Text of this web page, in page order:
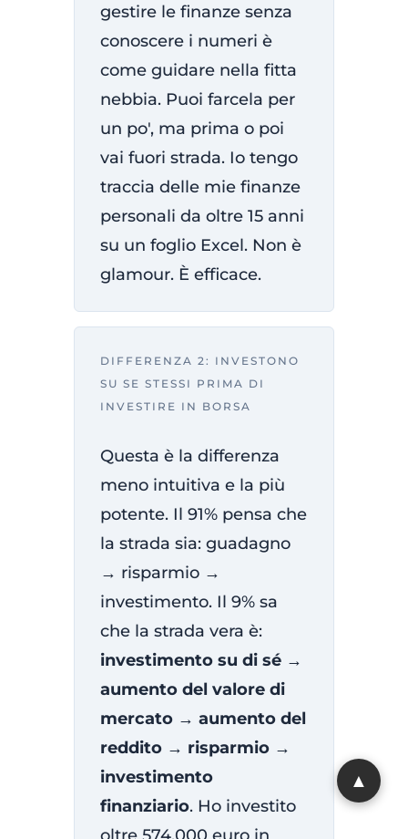
gestire le finanze senza
conoscere i numeri è
come guidare nella fitta
nebbia. Puoi farcela per
un po', ma prima o poi
vai fuori strada. Io tengo
traccia delle mie finanze
personali da oltre 15 anni
su un foglio Excel. Non è
glamour. È efficace.
DIFFERENZA 2: INVESTONO
SU SE STESSI PRIMA DI
INVESTIRE IN BORSA
Questa è la differenza
meno intuitiva e la più
potente. Il 91% pensa che
la strada sia: guadagno
→ risparmio →
investimento. Il 9% sa
che la strada vera è:
investimento su di sé →
aumento del valore di
mercato → aumento del
reddito → risparmio →
investimento
finanziario. Ho investito